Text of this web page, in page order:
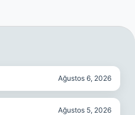
Ağustos 6, 2026
Ağustos 5, 2026